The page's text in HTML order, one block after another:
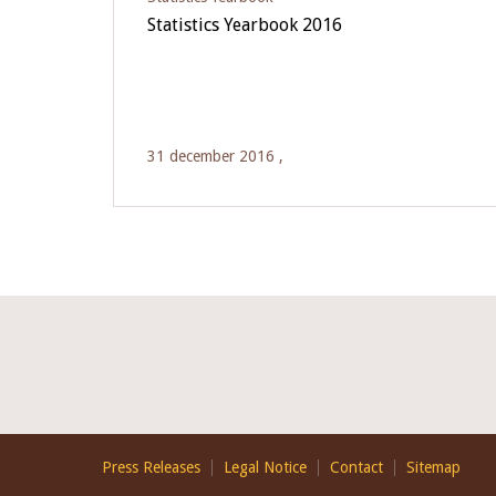
Statistics Yearbook 2016
31 december 2016 ,
Footer
EN
Press Releases Legal Notice Contact Sitemap